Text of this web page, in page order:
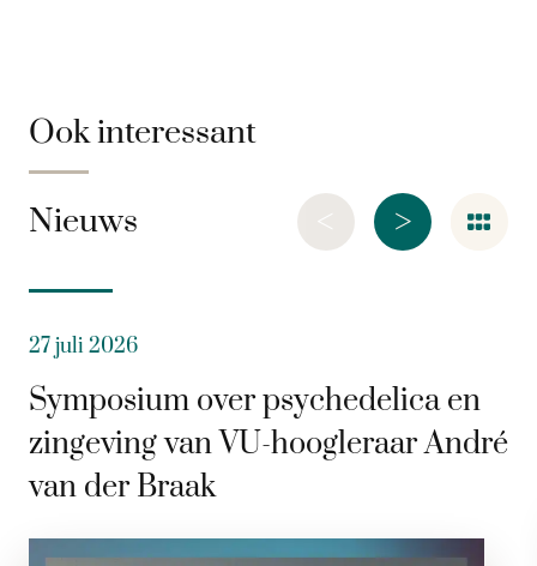
Ook interessant
Nieuws >
<
27 juli 2026
Symposium over psychedelica en
zingeving van VU-hoogleraar André
van der Braak